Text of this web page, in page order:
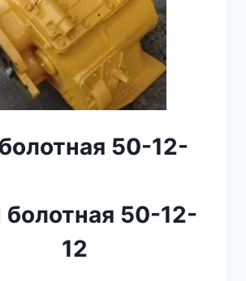
50-12-
50-12-
12